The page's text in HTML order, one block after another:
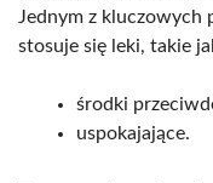
Jednym z kluczowych
stosuje się leki, takie
środki
uspokajające.